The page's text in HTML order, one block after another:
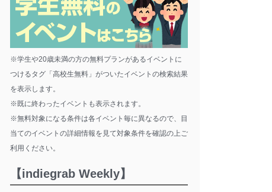
※学生や20歳未満の方の無料プランがあるイベントに
つけるタグ「高校生無料」がついたイベントの検索結果
を表示します。
※既に終わったイベントも表示されます。
※無料対象になる条件は各イベント毎に異なるので、目
当てのイベントの詳細情報を見て対象条件を確認の上ご
利用ください。
【indiegrab Weekly】